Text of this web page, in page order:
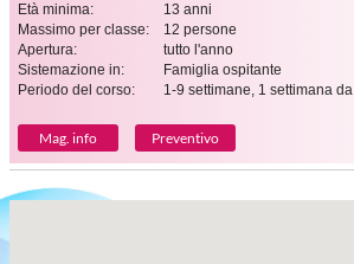
Età minima:
13 anni
Massimo per classe:
12 persone
Apertura:
tutto l'anno
Sistemazione in:
Famiglia ospitante
Periodo del corso:
1-9 settimane, 1 settimana da
Mag. info Preventivo